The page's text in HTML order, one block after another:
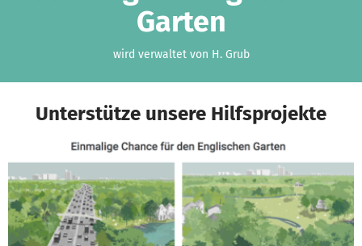
Garten
wird verwaltet von H. Grub
Unterstütze unsere Hilfsprojekte